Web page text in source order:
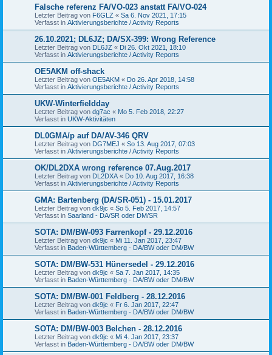
Falsche referenz FA/VO-023 anstatt FA/VO-024
Letzter Beitrag von F6GLZ « Sa 6. Nov 2021, 17:15
Verfasst in Aktivierungsberichte / Activity Reports
26.10.2021; DL6JZ; DA/SX-399: Wrong Reference
Letzter Beitrag von DL6JZ « Di 26. Okt 2021, 18:10
Verfasst in Aktivierungsberichte / Activity Reports
OE5AKM off-shack
Letzter Beitrag von OE5AKM « Do 26. Apr 2018, 14:58
Verfasst in Aktivierungsberichte / Activity Reports
UKW-Winterfieldday
Letzter Beitrag von dg7ac « Mo 5. Feb 2018, 22:27
Verfasst in UKW-Aktivitäten
DL0GMA/p auf DA/AV-346 QRV
Letzter Beitrag von DG7MEJ « So 13. Aug 2017, 07:03
Verfasst in Aktivierungsberichte / Activity Reports
OK/DL2DXA wrong reference 07.Aug.2017
Letzter Beitrag von DL2DXA « Do 10. Aug 2017, 16:38
Verfasst in Aktivierungsberichte / Activity Reports
GMA: Bartenberg (DA/SR-051) - 15.01.2017
Letzter Beitrag von dk9jc « So 5. Feb 2017, 14:57
Verfasst in Saarland - DA/SR oder DM/SR
SOTA: DM/BW-093 Farrenkopf - 29.12.2016
Letzter Beitrag von dk9jc « Mi 11. Jan 2017, 23:47
Verfasst in Baden-Württemberg - DA/BW oder DM/BW
SOTA: DM/BW-531 Hünersedel - 29.12.2016
Letzter Beitrag von dk9jc « Sa 7. Jan 2017, 14:35
Verfasst in Baden-Württemberg - DA/BW oder DM/BW
SOTA: DM/BW-001 Feldberg - 28.12.2016
Letzter Beitrag von dk9jc « Fr 6. Jan 2017, 22:47
Verfasst in Baden-Württemberg - DA/BW oder DM/BW
SOTA: DM/BW-003 Belchen - 28.12.2016
Letzter Beitrag von dk9jc « Mi 4. Jan 2017, 23:37
Verfasst in Baden-Württemberg - DA/BW oder DM/BW